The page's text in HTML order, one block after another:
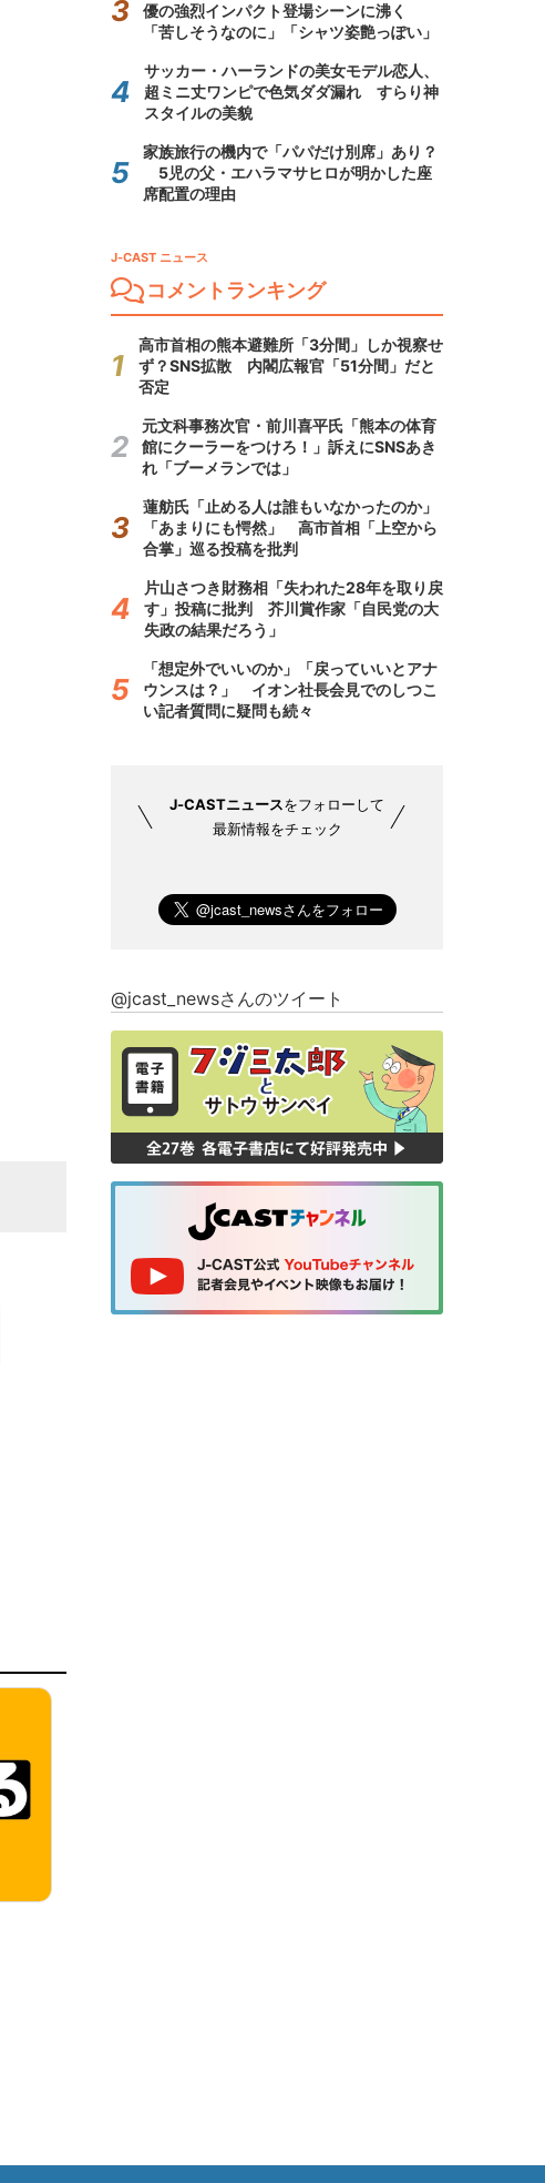
優の強烈インパクト登場シーンに沸く
「苦しそうなのに」「シャツ姿艶っぽい」
サッカー・ハーランドの美女モデル恋人、
超ミニ丈ワンピで色気ダダ漏れ すらり神
スタイルの美貌
家族旅行の機内で「パパだけ別席」あり？
5児の父・エハラマサヒロが明かした座
席配置の理由
J-CAST ニュース
コメントランキング
高市首相の熊本避難所「3分間」しか視察せ
ず？SNS拡散 内閣広報官「51分間」だと
否定
元文科事務次官・前川喜平氏「熊本の体育
館にクーラーをつけろ！」訴えにSNSあき
れ「ブーメランでは」
蓮舫氏「止める人は誰もいなかったのか」
「あまりにも愕然」 高市首相「上空から
合掌」巡る投稿を批判
片山さつき財務相「失われた28年を取り戻
す」投稿に批判 芥川賞作家「自民党の大
失政の結果だろう」
「想定外でいいのか」「戻っていいとアナ
ウンスは？」 イオン社長会見でのしつこ
い記者質問に疑問も続々
J-CASTニュースをフォローして
最新情報をチェック
@jcast_newsさんのツイート